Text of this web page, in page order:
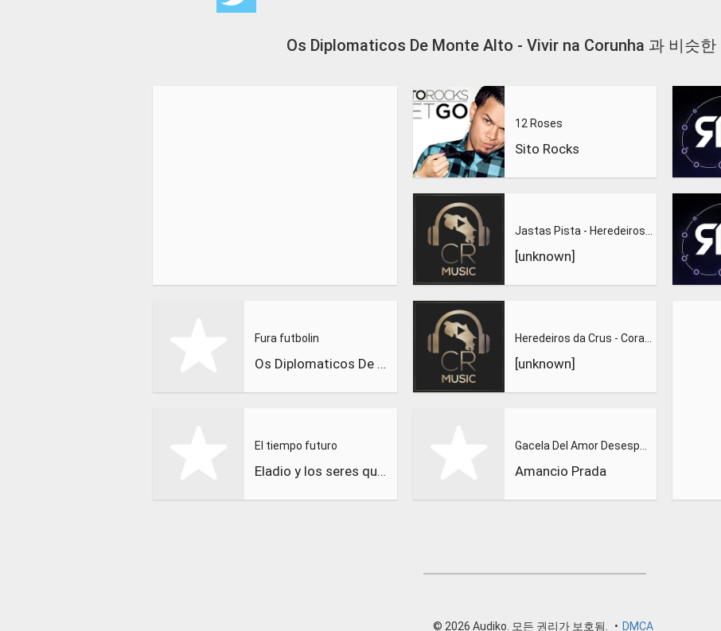
Os Diplomaticos De Monte Alto - Vivir na Corunha 과 비슷한
Fura futbolin
Os Diplomaticos De Monte Alto
El tiempo futuro
Eladio y los seres queridos
12 Roses
Sito Rocks
[unknown]
[unknown]
Amancio Prada
© 2026 Audiko. 모든 권리가 보호됨. • DMCA